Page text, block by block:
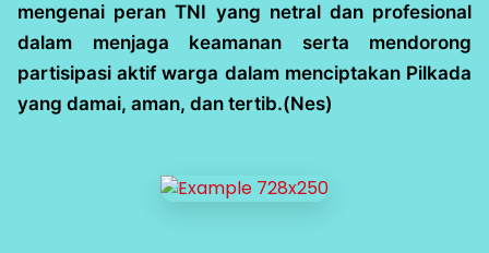
mengenai peran TNI yang netral dan profesional
dalam menjaga keamanan serta mendorong
partisipasi aktif warga dalam menciptakan Pilkada
yang damai, aman, dan tertib.(Nes)